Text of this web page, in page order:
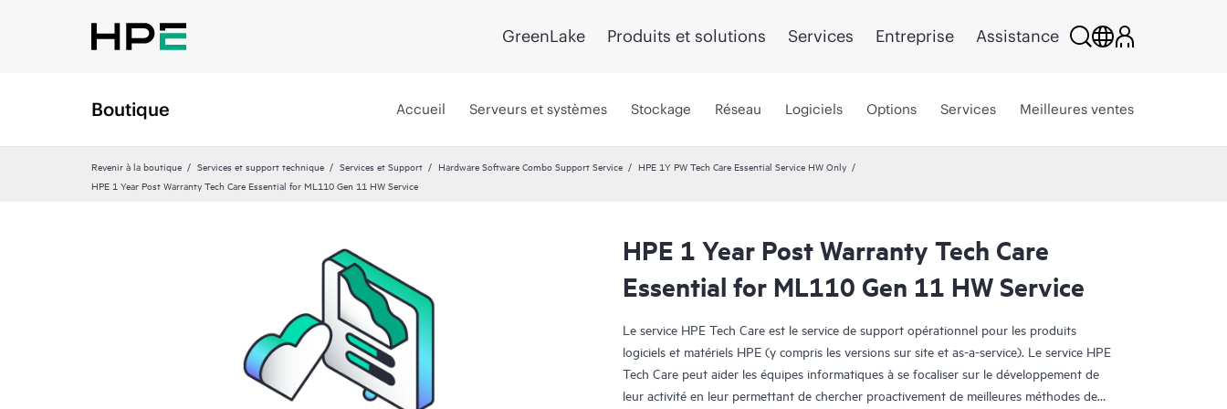
GreenLake Produits et solutions Services Entreprise Assistance
Boutique Accueil Serveurs et systèmes Stockage Réseau Logiciels Options Services Meilleures ventes
Revenir à la boutique Services et support technique Services et Support Hardware Software Combo Support Service
HPE 1Y PW Tech Care Essential Service HW Only
HPE 1 Year Post Warranty Tech Care Essential for ML110 Gen 11 HW Service
HPE 1 Year Post Warranty Tech Care
Essential for ML110 Gen 11 HW Service
Le service HPE Tech Care est le service de support opérationnel pour les produits
logiciels et matériels HPE (y compris les versions sur site et as-a-service). Le service HPE
Tech Care peut aider les équipes informatiques à se focaliser sur le développement de
leur activité en leur permettant de chercher proactivement de meilleures méthodes de